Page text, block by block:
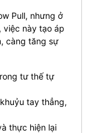
Pull, nhưng ở
việc này tạo áp
càng tăng sự
tư thế tự
tay thẳng,
thực hiện lại